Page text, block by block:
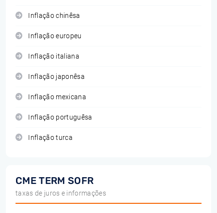
Inflação chinêsa
Inflação europeu
Inflação italiana
Inflação japonêsa
Inflação mexicana
Inflação portuguêsa
Inflação turca
CME TERM SOFR
taxas de juros e informações